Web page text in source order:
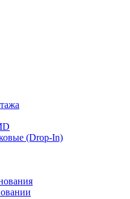
(Drop-In)